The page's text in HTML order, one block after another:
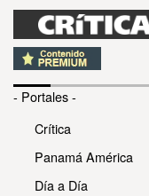
- Portales -
Crítica
Panamá América
Día a Día